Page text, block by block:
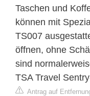
Taschen und
können mit
TS007
öffnen, ohne
sind
TSA Travel
Antrag auf